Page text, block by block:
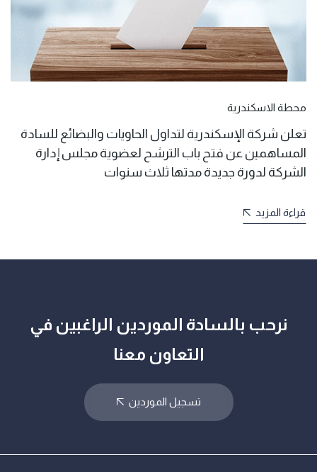
محطة الاسكندرية
تعلن شركة الإسكندرية لتداول الحاويات والبضائع للسادة
المساهمين عن فتح باب الترشح لعضوية مجلس إدارة
الشركة لدورة جديدة مدتها ثلاث سنوات
قراءة المزيد
نرحب بالسادة الموردين الراغبين في
التعاون معنا
تسجيل الموردين